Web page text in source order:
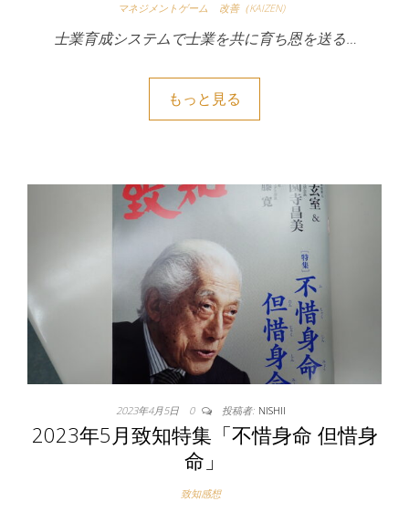
マネジメントゲーム 改善（KAIZEN)
士業育成システムで士業を共に育ち恩を送る…
もっと見る
2023年4月5日 0 投稿者: NISHII
2023年5月致知特集「不惜身命 但惜身
命」
致知感想